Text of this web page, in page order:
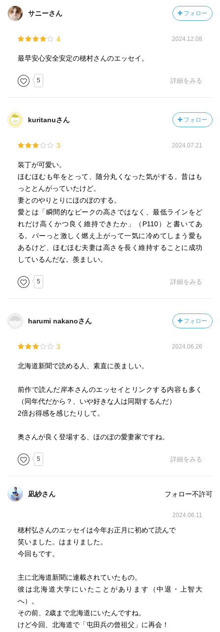
サニーさん フォロー
4 2024.12.08
最早安心安全安定の穂村さんのエッセイ。
5 詳細をみる
kuritanuさん フォロー
3 2024.07.21
装丁が可愛い。
ほむほむも年をとって、随分丸くなった気がする。昔はも
っととんがっていたけど。
妻とのやりとりにほのぼのする。
愛とは「瞬間的なピークの高さではなく、最低ラインをど
れだけ高くかつ良く維持できたか」（P110）と書いてあ
る。パーっと激しく燃え上がって一気に冷めてしまう愛も
あるけど、ほむほむ夫妻は高さを長く維持することに成功
しているんだな。羨ましい。
5 詳細をみる
harumi nakanoさん フォロー
3 2024.06.26
北海道新聞で読める人、素直に羨ましい。
前作で読んだ岸本さんのエッセイとリンクする内容も多く
（同年代だから？、いや好きな人は同期するんだ）
2倍お得感を感じたりして。
奥さんが良く登場する、ほのぼの愛妻家ですね。
5 詳細をみる
凪紗さん フォロー不許可
2024.06.11
穂村弘さんのエッセイは今年お正月に初めて読んで
笑いました。はまりました。
今回もです。
主に北海道新聞に連載されていたもの。
彼は北海道大学にいたことがあります（中退・上智大
へ）。
その前、2歳まで北海道にいたんですね。
けど今回、北海道で「屯田兵の曾祖父」に再会！